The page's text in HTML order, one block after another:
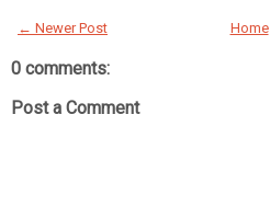
← Newer Post Home
0 comments:
Post a Comment